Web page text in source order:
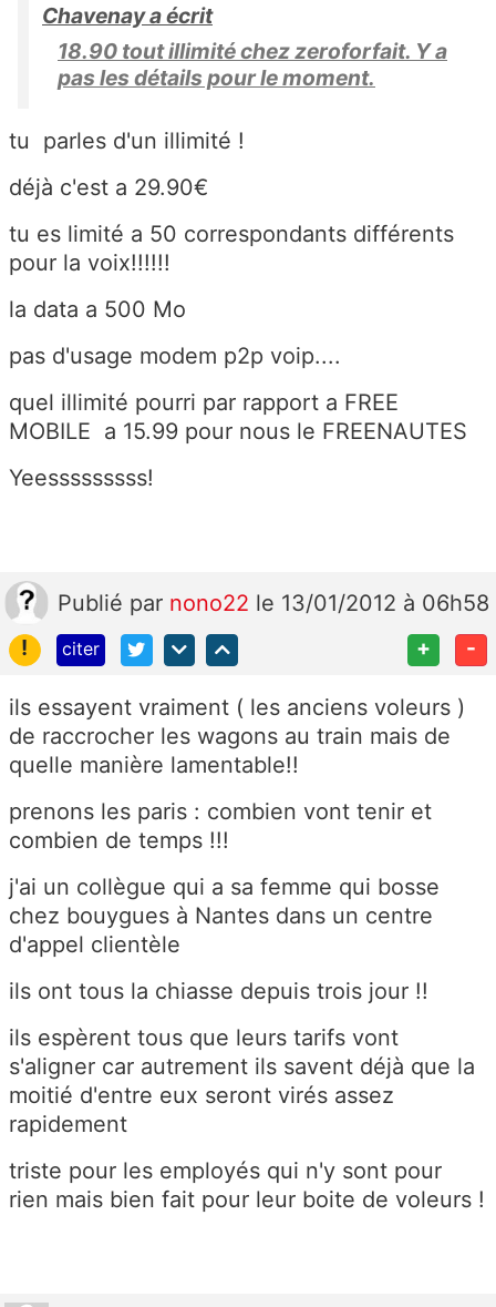
Chavenay a écrit
18.90 tout illimité chez zeroforfait. Y a
pas les détails pour le moment.
tu parles d'un illimité !
déjà c'est a 29.90€
tu es limité a 50 correspondants différents
pour la voix!!!!!!
la data a 500 Mo
pas d'usage modem p2p voip....
quel illimité pourri par rapport a FREE
MOBILE a 15.99 pour nous le FREENAUTES
Yeesssssssss!
Publié par nono22 le 13/01/2012 à 06h58
!
citer + -
ils essayent vraiment ( les anciens voleurs )
de raccrocher les wagons au train mais de
quelle manière lamentable!!
prenons les paris : combien vont tenir et
combien de temps !!!
j'ai un collègue qui a sa femme qui bosse
chez bouygues à Nantes dans un centre
d'appel clientèle
ils ont tous la chiasse depuis trois jour !!
ils espèrent tous que leurs tarifs vont
s'aligner car autrement ils savent déjà que la
moitié d'entre eux seront virés assez
rapidement
triste pour les employés qui n'y sont pour
rien mais bien fait pour leur boite de voleurs !